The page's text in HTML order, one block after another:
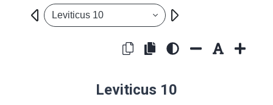
Leviticus 10
Leviticus 10